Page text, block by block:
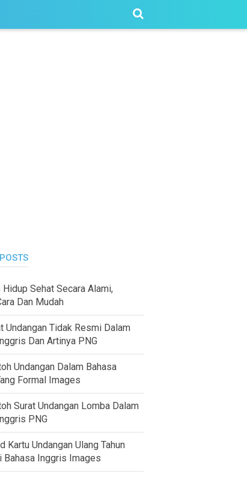
Sehat Secara Alami,
Dan Mudah
Undangan Tidak Resmi Dalam
Dan Artinya PNG
Undangan Dalam Bahasa
Formal Images
Surat Undangan Lomba Dalam
PNG
Kartu Undangan Ulang Tahun
Bahasa Inggris Images